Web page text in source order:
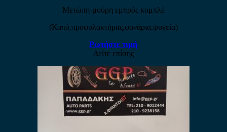
Μετώπη-μούρη εμπρός κομπλέ
(Καπό,προφυλακτήρας,φανάρια,ψυγεία)
Ρωτήστε τιμή
Δείτε επίσης